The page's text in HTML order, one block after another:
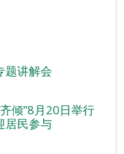
题讲解会
倾”8月20日举行
民参与